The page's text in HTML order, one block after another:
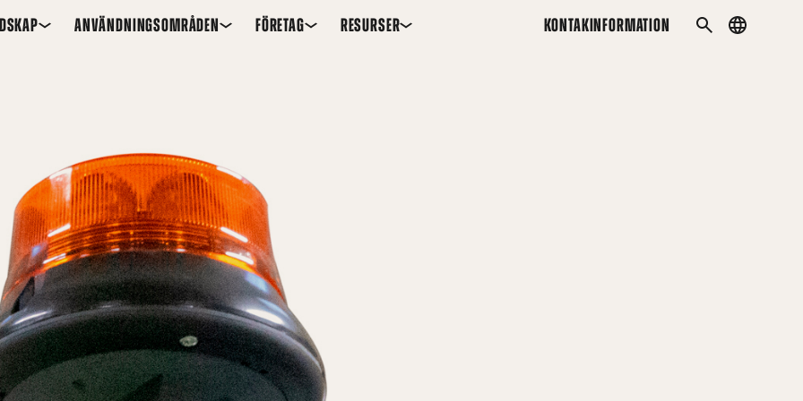
ANVÄNDNINGSOMRÅDEN FÖRETAG RESURSER KONTAKINFORMATION
SÖK
Country